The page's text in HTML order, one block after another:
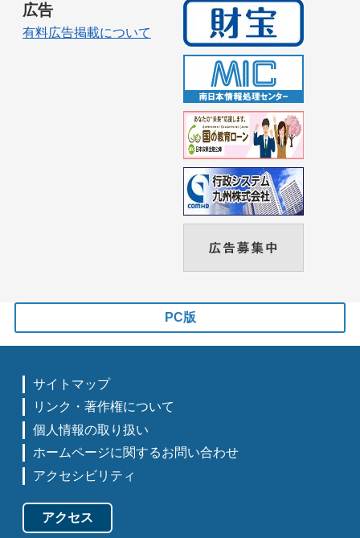
広告
有料広告掲載について
PC版
サイトマップ
リンク・著作権について
個人情報の取り扱い
ホームページに関するお問い合わせ
アクセシビリティ
アクセス